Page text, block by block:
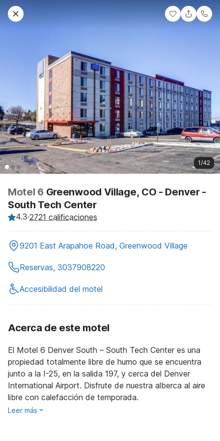
1/42
Motel 6 Greenwood Village, CO - Denver -
South Tech Center
4.3·2721 calificaciones
9201 East Arapahoe Road, Greenwood Village
Reservas, 3037908220
Accesibilidad del motel
Acerca de este motel
El Motel 6 Denver South – South Tech Center es una
propiedad totalmente libre de humo que se encuentra
junto a la I-25, en la salida 197, y cerca del Denver
International Airport. Disfrute de nuestra alberca al aire
libre con calefacción de temporada.
Leer más